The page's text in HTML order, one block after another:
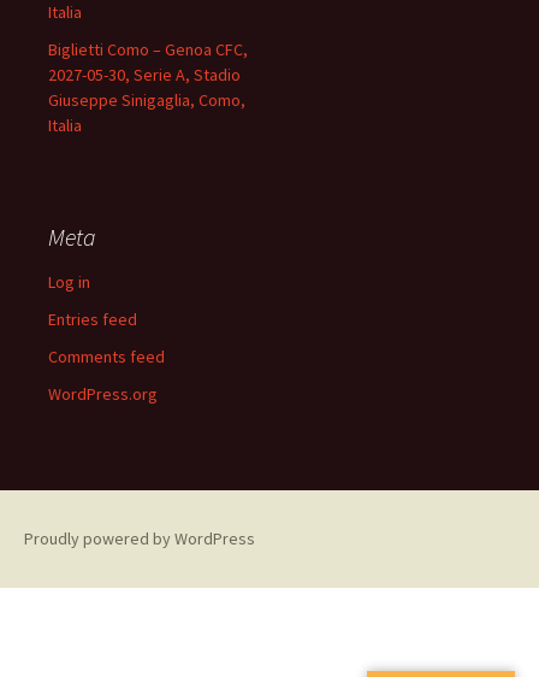
Italia
Biglietti Como – Genoa CFC,
2027-05-30, Serie A, Stadio
Giuseppe Sinigaglia, Como,
Italia
Meta
Log in
Entries feed
Comments feed
WordPress.org
Proudly powered by WordPress